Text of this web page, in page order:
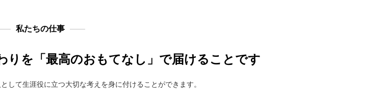
私たちの仕事
りを「最高のおもてなし」で届けることです
して生涯役に立つ大切な考えを身に付けることができます。